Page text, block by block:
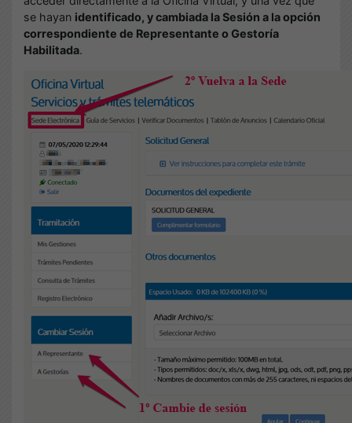
se hayan identificado, y cambiada la Sesión a la opción
correspondiente de Representante o Gestoría
Habilitada.